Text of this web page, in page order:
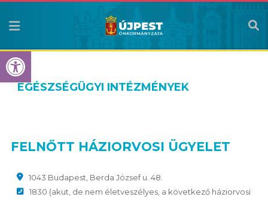
Eszköztár megnyitása
EGÉSZSÉGÜGYI INTÉZMÉNYEK
FELNŐTT HÁZIORVOSI ÜGYELET
1043 Budapest, Berda József u. 48.
1830 (akut, de nem életveszélyes, a következő háziorvosi